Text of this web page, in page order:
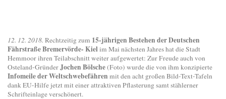
12. 12. 2018. Rechtzeitig zum 15-jährigen Bestehen der Deutschen
Fährstraße Bremervörde- Kielim Mai nächsten Jahres hat die Stadt
Hemmoor ihren Teilabschnitt weiter aufgewertet: Zur Freude auch von
Osteland-GründerJochen Bölsche(Foto) wurde die von ihm konzipierte
Infomeile der Weltschwebefähren mit den acht großen Bild-Text-Tafeln
dank EU-Hilfe jetzt mit einer attraktiven Pflasterung samt stählerner
Schrifteinlage verschönert.